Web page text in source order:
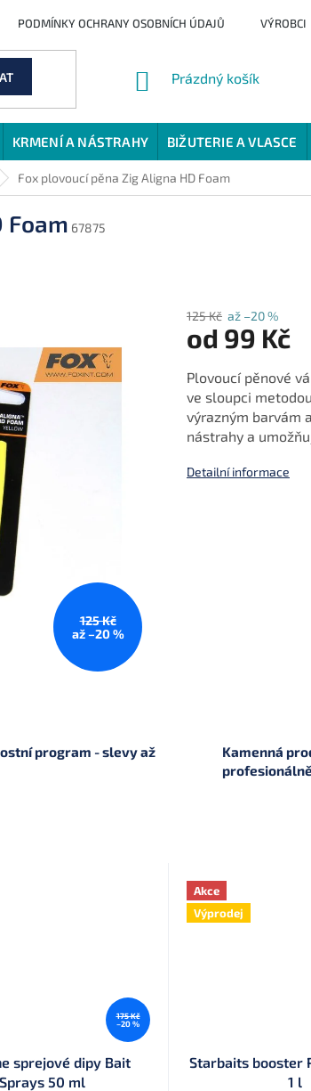
PODMÍNKY OCHRANY OSOBNÍCH ÚDAJŮ VÝROBCI
NÁKUPNÍ
Prázdný košík
KRMENÍ A NÁSTRAHY BIŽUTERIE A VLASCE
Fox plovoucí pěna Zig Aligna HD Foam
Foam 67875
125 Kč
až –20 %
125 Kč až –20 %
od 99 Kč
cena:
Plovoucí pěnové
ve sloupci
výrazným barvám
nástrahy a
Detailní informace
program - slevy až
Kamenná
175 Kč
–20 %
sprejové dipy Bait
Sprays 50 ml
Akce
Výprodej
Starbaits booster
1 l